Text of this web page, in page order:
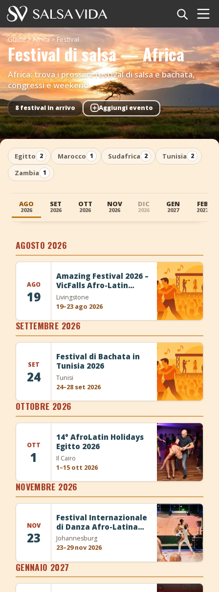
Home
Eventi
Notizie
Articoli
Video
Glossario della salsa
Negozio
TuneTempo
Guide>Africa>Festival
Festival di salsa — Africa
Africa: trova i prossimi festival di salsa e bachata,
congressi e weekend.
8 festival in arrivo + Aggiungi evento
Egitto 2 Marocco 1 Sudafrica 2 Tunisia 2
Zambia 1
AGO
2026
SET
2026
OTT
2026
NOV
2026
DIC
2026
GEN
2027
FEB
2027
AGOSTO 2026
AGO
19
Amazing Festival 2026 –
VicFalls Afro-Latin
Experience
Livingstone
19–23 ago 2026
SETTEMBRE 2026
SET
24
Festival di Bachata in
Tunisia 2026
Tunisi
24–28 set 2026
OTTOBRE 2026
OTT
1
14° AfroLatin Holidays
Egitto 2026
Il Cairo
1–15 ott 2026
NOVEMBRE 2026
NOV
23
Festival Internazionale
di Danza Afro-Latina
Akoma 2026
Johannesburg
23–29 nov 2026
GENNAIO 2027